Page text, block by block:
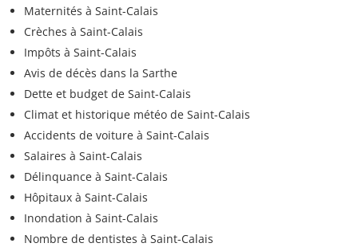
Maternités à Saint-Calais
Crèches à Saint-Calais
Impôts à Saint-Calais
Avis de décès dans la Sarthe
Dette et budget de Saint-Calais
Climat et historique météo de Saint-Calais
Accidents de voiture à Saint-Calais
Salaires à Saint-Calais
Délinquance à Saint-Calais
Hôpitaux à Saint-Calais
Inondation à Saint-Calais
Nombre de dentistes à Saint-Calais